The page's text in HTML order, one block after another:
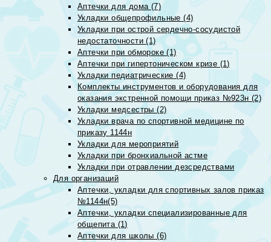
Аптечки для дома (7)
Укладки общепрофильные (4)
Укладки при острой сердечно-сосудистой
недостаточности (1)
Аптечки при обмороке (1)
Аптечки при гипертоническом кризе (1)
Укладки педиатрические (4)
Комплекты инструментов и оборудования для
оказания экстренной помощи приказ №923н (2)
Укладки медсестры (2)
Укладки врача по спортивной медицине по
приказу 1144н
Укладки для мероприятий
Укладки при бронхиальной астме
Укладки при отравлении дезсредствами
Для организаций
Аптечки, укладки для спортивных залов приказ
№1144н(5)
Аптечки, укладки специализированные для
общепита (1)
Аптечки для школы (6)